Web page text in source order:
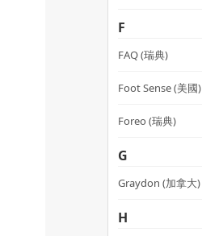
F
FAQ (瑞典)
Foot Sense (美國)
Foreo (瑞典)
G
Graydon (加拿大)
H